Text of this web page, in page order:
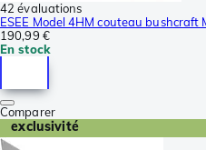
42 évaluations
ESEE Model 4HM couteau
190,99 €
En stock
Comparer
exclusivité